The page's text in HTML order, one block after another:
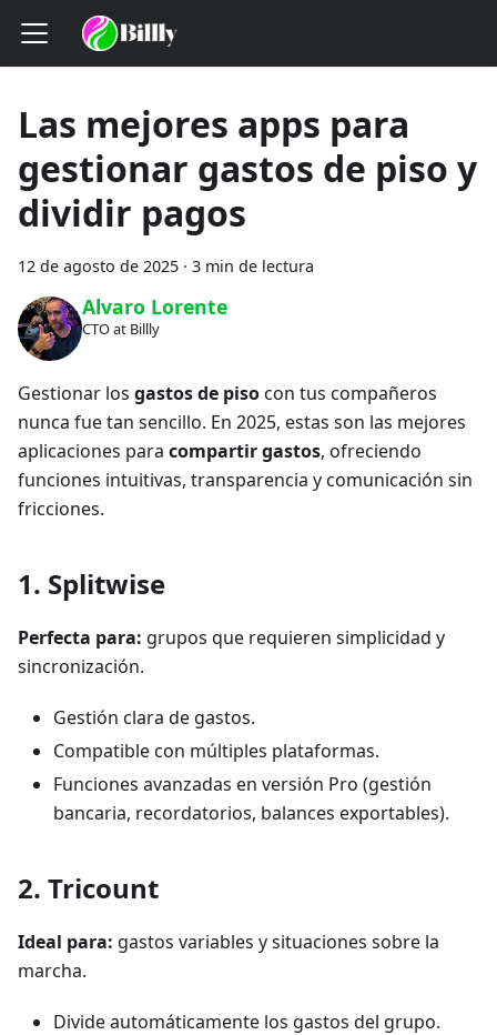
Las mejores apps para
gestionar gastos de piso y
dividir pagos
12 de agosto de 2025 · 3 min de lectura
Alvaro Lorente
CTO at Billly
Gestionar los gastos de pisocon tus compañeros
nunca fue tan sencillo. En 2025, estas son las mejores
aplicaciones para compartir gastos, ofreciendo
funciones intuitivas, transparencia y comunicación sin
fricciones.
1. Splitwise
Perfecta para: grupos que requieren simplicidad y
sincronización.
Gestión clara de gastos.
Compatible con múltiples plataformas.
Funciones avanzadas en versión Pro (gestión
bancaria, recordatorios, balances exportables).
2. Tricount
Ideal para: gastos variables y situaciones sobre la
marcha.
Divide automáticamente los gastos del grupo.